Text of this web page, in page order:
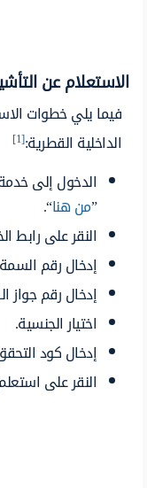
الاستعلام عن
فيما يلي خطوات
الداخلية ‏القطرية:[1]
الدخول إلى
‏”من هنا“.
النقر على رابط
إدخال رقم
إدخال رقم جواز
اختيار الجنسية.
إدخال كود
النقر على